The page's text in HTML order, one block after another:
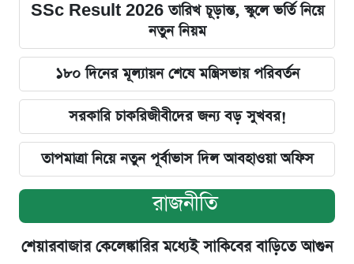
SSc Result 2026 তারিখ চূড়ান্ত, স্কুলে ভর্তি নিয়ে
নতুন নিয়ম
১৮০ দিনের মূল্যায়ন শেষে মন্ত্রিসভায় পরিবর্তন
সরকারি চাকরিজীবীদের জন্য বড় সুখবর!
তাপমাত্রা নিয়ে নতুন পূর্বাভাস দিল আবহাওয়া অফিস
রাজনীতি
শেয়ারবাজার কেলেঙ্কারির মধ্যেই সাকিবের বাড়িতে আগুন